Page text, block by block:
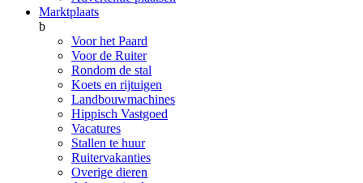
Marktplaats
b
Voor het Paard
Voor de Ruiter
Rondom de stal
Koets en rijtuigen
Landbouwmachines
Hippisch Vastgoed
Vacatures
Stallen te huur
Ruitervakanties
Overige dieren